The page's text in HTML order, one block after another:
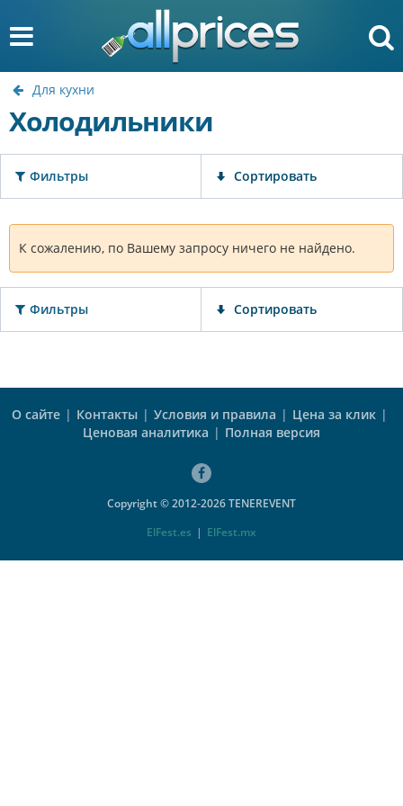
Для кухни
Холодильники
Фильтры Сортировать
К сожалению, по Вашему запросу ничего не найдено.
Фильтры Сортировать
О сайте | Контакты | Условия и правила | Цена за клик |
Ценовая аналитика | Полная версия
Copyright © 2012-2026 TENEREVENT
ElFest.es | ElFest.mx